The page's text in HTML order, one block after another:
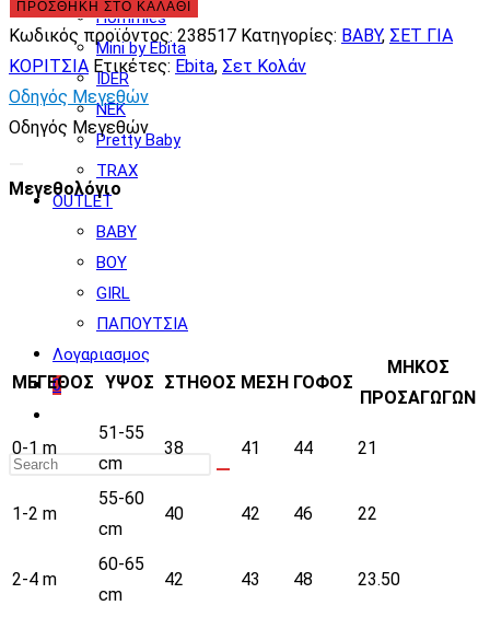
Hommies
Mini by Ebita
IDER
NEK
Pretty Baby
TRAX
OUTLET
BABY
BOY
GIRL
ΠΑΠΟΥΤΣΙΑ
Λογαριασμος
0
website
search
Σετ
με
Κολάν
Καλοκαιρινό
238517
ΠΡΟΣΘΉΚΗ ΣΤΟ ΚΑΛΆΘΙ
Κωδικός προϊόντος: 238517 Κατηγορίες: BABY, ΣΕΤ ΓΙΑ
ΚΟΡΙΤΣΙΑ Ετικέτες: Ebita, Σετ Κολάν
Οδηγός Μεγεθών
Οδηγός Μεγεθών
Μεγεθολόγιο
ΜΕΓΕΘΟΣ ΥΨΟΣ ΣΤΗΘΟΣ ΜΕΣΗ ΓΟΦΟΣ
ΜΗΚΟΣ
ΠΡΟΣΑΓΩΓΩΝ
0-1 m
51-55
cm
38 41 44 21
1-2 m
55-60
cm
40 42 46 22
2-4 m
60-65
cm
42 43 48 23.50